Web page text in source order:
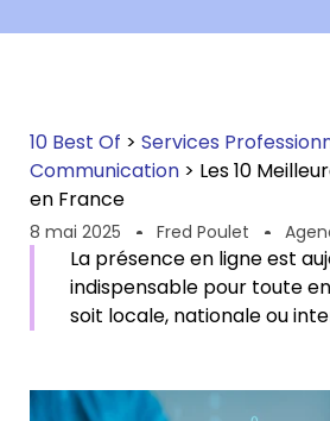
10 Best Of > Services
Communication > Les 10
en France
8 mai 2025 Fred Poulet
La présence en ligne est
indispensable pour toute
soit locale, nationale ou